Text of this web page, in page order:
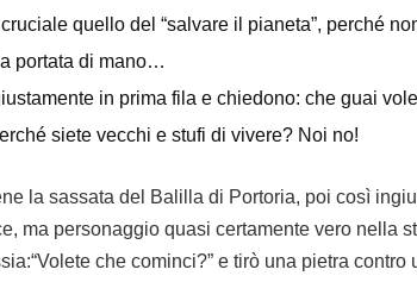
quello del “salvare il pianeta”, perché
a portata di mano…
in prima fila e chiedono: che guai
siete vecchi e stufi di vivere? Noi no!
la sassata del Balilla di Portoria, poi così
ma personaggio quasi certamente vero nella
che cominci?” e tirò una pietra